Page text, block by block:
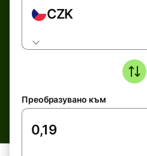
CZK
Преобразувано към